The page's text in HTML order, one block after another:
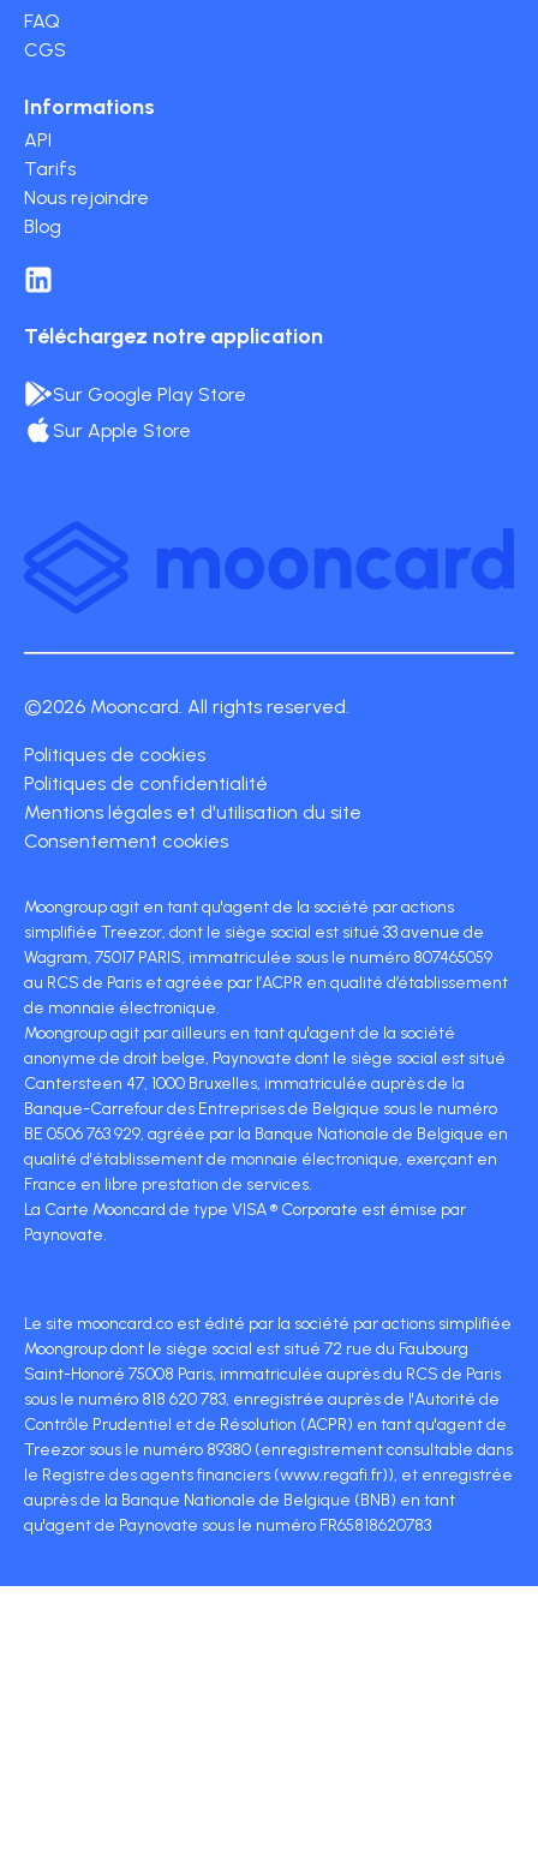
FAQ
CGS
Informations
API
Tarifs
Nous rejoindre
Blog
Téléchargez notre application
Sur Google Play Store
Sur Apple Store
©2026 Mooncard. All rights reserved.
Politiques de cookies
Politiques de confidentialité
Mentions légales et d'utilisation du site
Consentement cookies
Moongroup agit en tant qu'agent de la société par actions
simplifiée Treezor, dont le siège social est situé 33 avenue de
Wagram, 75017 PARIS, immatriculée sous le numéro 807465059
au RCS de Paris et agréée par l’ACPR en qualité d’établissement
de monnaie électronique.
Moongroup agit par ailleurs en tant qu'agent de la société
anonyme de droit belge, Paynovate dont le siège social est situé
Cantersteen 47, 1000 Bruxelles, immatriculée auprès de la
Banque-Carrefour des Entreprises de Belgique sous le numéro
BE 0506 763 929, agréée par la Banque Nationale de Belgique en
qualité d'établissement de monnaie électronique, exerçant en
France en libre prestation de services.
La Carte Mooncard de type VISA ® Corporate est émise par
Paynovate.
Le site mooncard.co est édité par la société par actions simplifiée
Moongroup dont le siège social est situé 72 rue du Faubourg
Saint-Honoré 75008 Paris, immatriculée auprès du RCS de Paris
sous le numéro 818 620 783, enregistrée auprès de l'Autorité de
Contrôle Prudentiel et de Résolution (ACPR) en tant qu'agent de
Treezor sous le numéro 89380 (enregistrement consultable dans
le Registre des agents financiers (www.regafi.fr)), et enregistrée
auprès de la Banque Nationale de Belgique (BNB) en tant
qu'agent de Paynovate sous le numéro FR65818620783